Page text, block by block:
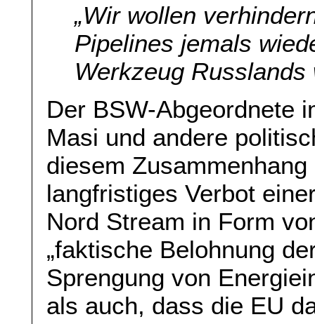
„Wir wollen
Pipelines jemals
Werkzeug Russlands
Der BSW-Abgeordnete
Masi und andere
diesem
langfristiges Verbot
Nord Stream in Form
„faktische Belohnung
Sprengung von
als auch, dass die EU